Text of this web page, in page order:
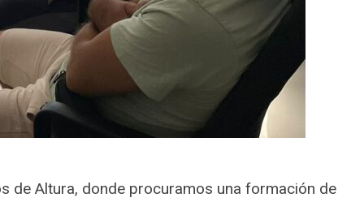
de Altura, donde procuramos una formación de